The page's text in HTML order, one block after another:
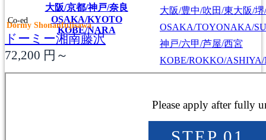
大阪/京都/神戸/奈良
OSAKA/KYOTO
KOBE/NARA
大阪/豊中/吹田/東大阪/
OSAKA/TOYONAKA/
神戸/六甲/芦屋/西宮
KOBE/ROKKO/
福岡/博多/天神/伊都/大
FUKUOKA/HAKATA/
Co-ed
Dormy Shonanfujisawa
ドーミー湘南藤沢
72,200 円～